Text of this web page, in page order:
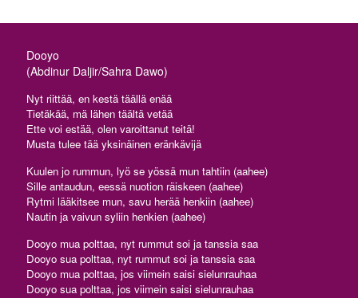
Dooyo
(Abdinur Daljir/Sahra Dawo)
Nyt riittää, en kestä täällä enää
Tietäkää, mä lähen täältä vetää
Ette voi estää, olen varoittanut teitä!
Musta tulee tää yksinäinen eränkävijä
Kuulen jo rummun, lyö se yössä mun tahtiin (aahee)
Sille antaudun, eessä nuotion räiskeen (aahee)
Rytmi lääkitsee mun, savu herää henkiin (aahee)
Nautin ja vaivun syliin henkien (aahee)
Dooyo mua polttaa, nyt rummut soi ja tanssia saa
Dooyo sua polttaa, nyt rummut soi ja tanssia saa
Dooyo mua polttaa, jos viimein saisi sielunrauhaa
Dooyo sua polttaa, jos viimein saisi sielunrauhaa